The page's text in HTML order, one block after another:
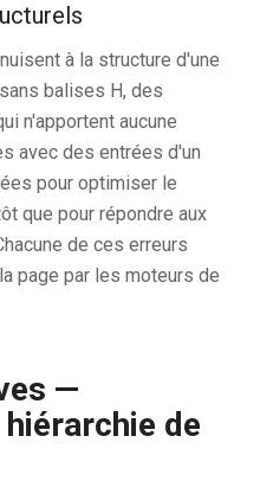
à la structure d'une
balises H, des
n'apportent aucune
avec des entrées d'un
pour optimiser le
que pour répondre aux
de ces erreurs
page par les moteurs de
—
de